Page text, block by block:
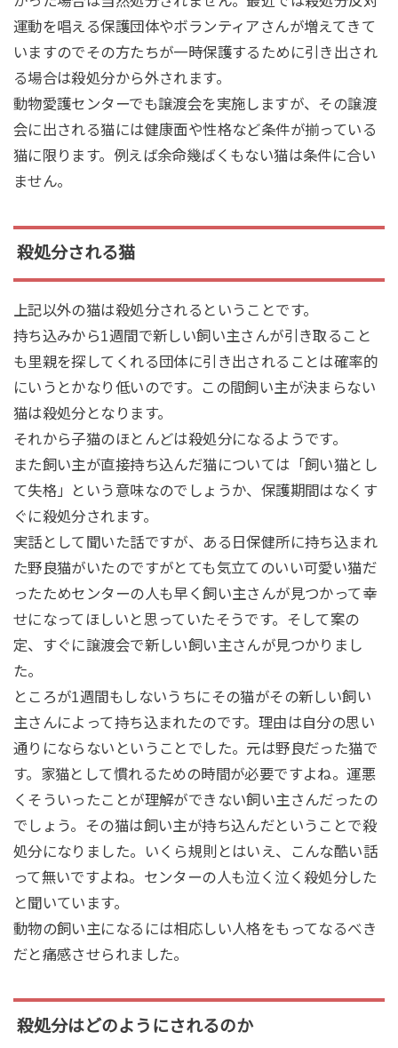
運動を唱える保護団体やボランティアさんが増えてきて
いますのでその方たちが一時保護するために引き出され
る場合は殺処分から外されます。
動物愛護センターでも譲渡会を実施しますが、その譲渡
会に出される猫には健康面や性格など条件が揃っている
猫に限ります。例えば余命幾ばくもない猫は条件に合い
ません。
殺処分される猫
上記以外の猫は殺処分されるということです。
持ち込みから1週間で新しい飼い主さんが引き取ること
も里親を探してくれる団体に引き出されることは確率的
にいうとかなり低いのです。この間飼い主が決まらない
猫は殺処分となります。
それから子猫のほとんどは殺処分になるようです。
また飼い主が直接持ち込んだ猫については「飼い猫とし
て失格」という意味なのでしょうか、保護期間はなくす
ぐに殺処分されます。
実話として聞いた話ですが、ある日保健所に持ち込まれ
た野良猫がいたのですがとても気立てのいい可愛い猫だ
ったためセンターの人も早く飼い主さんが見つかって幸
せになってほしいと思っていたそうです。そして案の
定、すぐに譲渡会で新しい飼い主さんが見つかりまし
た。
ところが1週間もしないうちにその猫がその新しい飼い
主さんによって持ち込まれたのです。理由は自分の思い
通りにならないということでした。元は野良だった猫で
す。家猫として慣れるための時間が必要ですよね。運悪
くそういったことが理解ができない飼い主さんだったの
でしょう。その猫は飼い主が持ち込んだということで殺
処分になりました。いくら規則とはいえ、こんな酷い話
って無いですよね。センターの人も泣く泣く殺処分した
と聞いています。
動物の飼い主になるには相応しい人格をもってなるべき
だと痛感させられました。
殺処分はどのようにされるのか